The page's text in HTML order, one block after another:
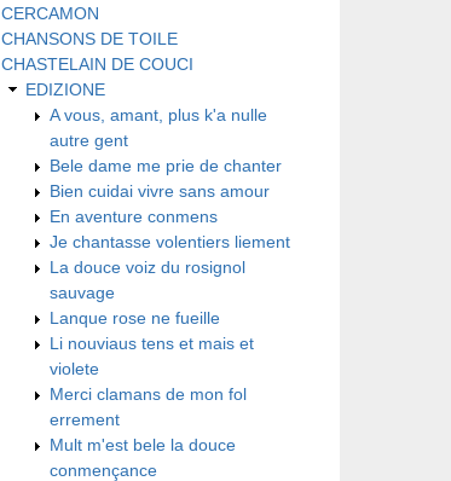
CERCAMON
CHANSONS DE TOILE
CHASTELAIN DE COUCI
EDIZIONE
A vous, amant, plus k'a nulle
autre gent
Bele dame me prie de chanter
Bien cuidai vivre sans amour
En aventure conmens
Je chantasse volentiers liement
La douce voiz du rosignol
sauvage
Lanque rose ne fueille
Li nouviaus tens et mais et
violete
Merci clamans de mon fol
errement
Mult m'est bele la douce
conmençance